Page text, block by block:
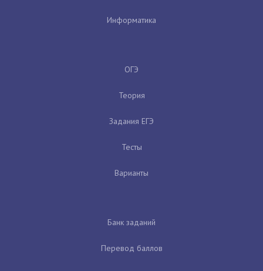
Информатика
ОГЭ
Теория
Задания ЕГЭ
Тесты
Варианты
Банк заданий
Перевод баллов